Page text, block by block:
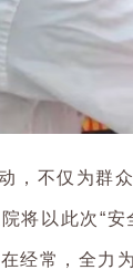
，不仅为群
将以此次“
经常，全力